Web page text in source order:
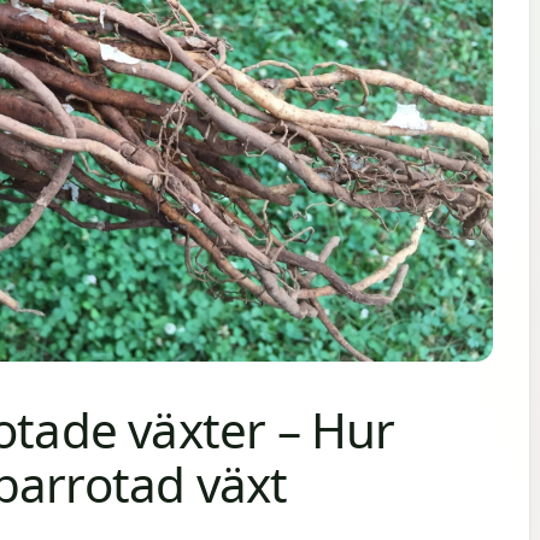
växter – Hur
växt